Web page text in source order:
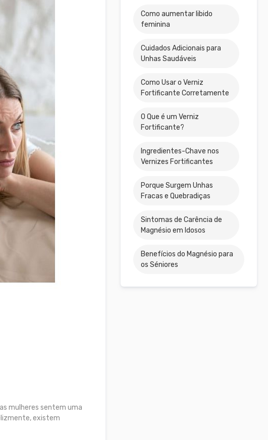
mulheres sentem uma
existem
Como aumentar libido
feminina
Cuidados Adicionais para
Unhas Saudáveis
Como Usar o Verniz
Fortificante Corretamente
O Que é um Verniz
Fortificante?
Ingredientes-Chave nos
Vernizes Fortificantes
Porque Surgem Unhas
Fracas e Quebradiças
Sintomas de Carência de
Magnésio em Idosos
Benefícios do Magnésio para
os Séniores